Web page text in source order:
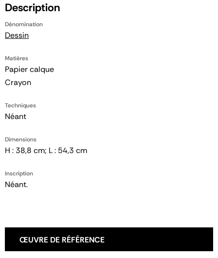
Description
Dénomination
Dessin
Matières
Papier calque
Crayon
Techniques
Néant
Dimensions
H : 38,8 cm; L : 54,3 cm
Inscription
Néant.
ŒUVRE DE RÉFÉRENCE